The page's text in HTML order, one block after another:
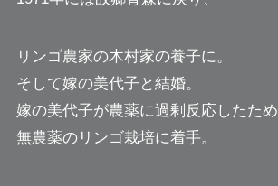
リンゴ農家の木村家の養子に。
そして嫁の美代子と結婚。
嫁の美代子が農薬に過剰反応したため
無農薬のリンゴ栽培に着手。